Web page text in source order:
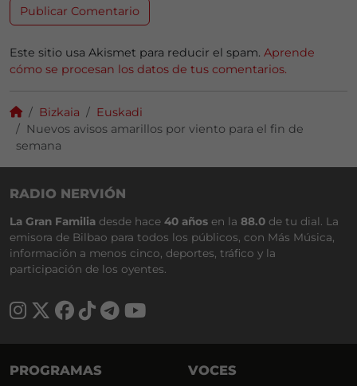
Este sitio usa Akismet para reducir el spam. Aprende
cómo se procesan los datos de tus comentarios.
Bizkaia
Euskadi
Nuevos avisos amarillos por viento para el fin de
semana
RADIO NERVIÓN
La Gran Familia desde hace 40 años en la 88.0 de tu dial. La
emisora de Bilbao para todos los públicos, con Más Música,
información a menos cinco, deportes, tráfico y la
participación de los oyentes.
PROGRAMAS VOCES